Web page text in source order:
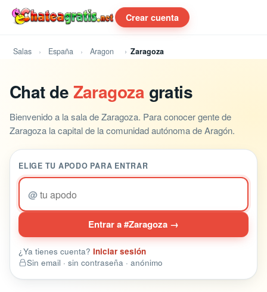
Crear cuenta
Salas España Aragon Zaragoza
Chat deZaragoza gratis
Bienvenido a la sala de Zaragoza. Para conocer gente de
Zaragoza la capital de la comunidad autónoma de Aragón.
ELIGE TU APODO PARA ENTRAR
@
Entrar a #Zaragoza →
¿Ya tienes cuenta? Iniciar sesión
Sin email · sin contraseña · anónimo